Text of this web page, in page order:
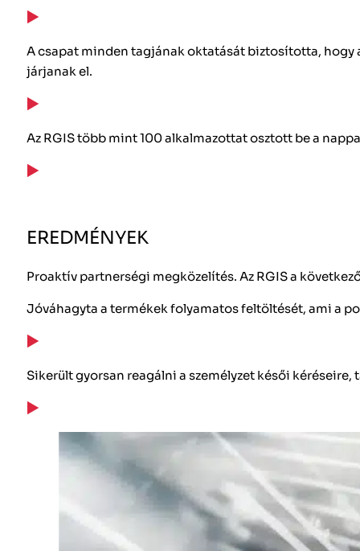
A csapat minden tagjának oktatását biztosította, hogy
járjanak el.
Az RGIS több mint 100 alkalmazottat osztott be a
EREDMÉNYEK
Proaktív partnerségi megközelítés. Az RGIS a
Jóváhagyta a termékek folyamatos feltöltését, ami a
Sikerült gyorsan reagálni a személyzet késői